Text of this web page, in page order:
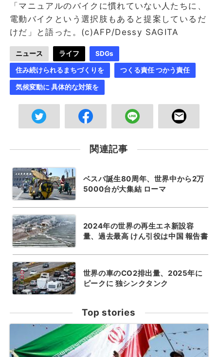
「マニュアルのバイクに慣れていない人たちに、
電動バイクという選択肢もあると提案しているだ
けだ」と語った。(c)AFP/Dessy SAGITA
ニュース ライフ SDGs
住み続けられるまちづくりを つくる責任 つかう責任
気候変動に 具体的な対策を
関連記事
ベスパ誕生80周年、世界中から2万
5000台が大集結 ローマ
2024年の世界の再生エネ新設容
量、過去最高 けん引役は中国 報告書
世界の車のCO2排出量、2025年に
ピークに 独シンクタンク
Top stories